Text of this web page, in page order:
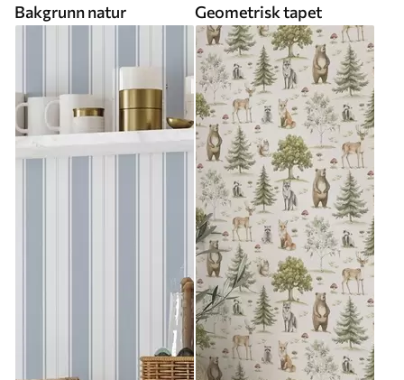
Bakgrunn natur Geometrisk tapet